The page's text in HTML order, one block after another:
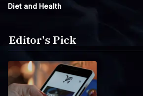
Diet and Health
Editor's Pick